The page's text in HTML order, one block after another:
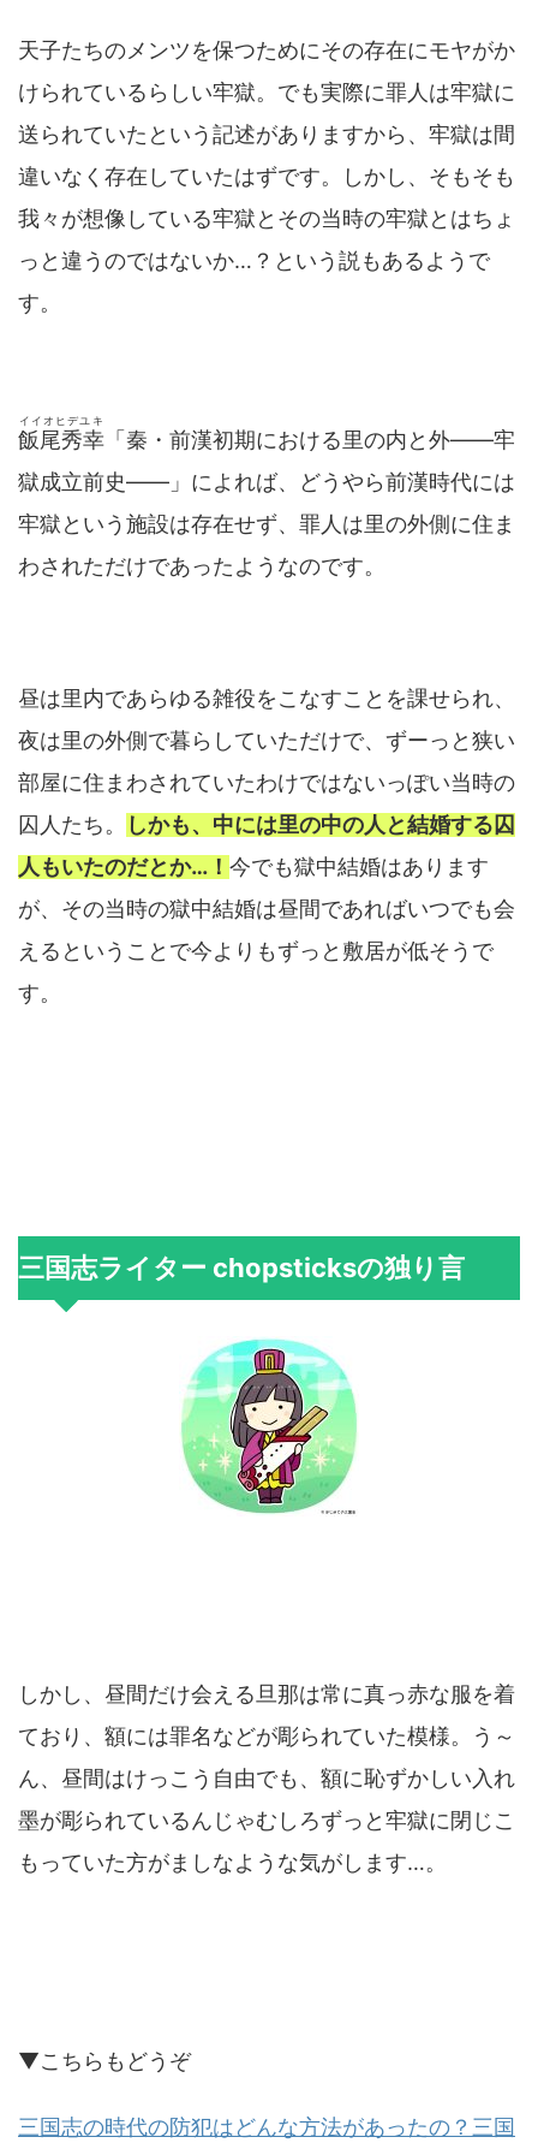
天子たちのメンツを保つためにその存在にモヤがか
けられているらしい牢獄。でも実際に罪人は牢獄に
送られていたという記述がありますから、牢獄は間
違いなく存在していたはずです。しかし、そもそも
我々が想像している牢獄とその当時の牢獄とはちょ
っと違うのではないか…？という説もあるようで
す。
飯尾秀幸
イイオヒデユキ
「秦・前漢初期における里の内と外――牢
獄成立前史――」によれば、どうやら前漢時代には
牢獄という施設は存在せず、罪人は里の外側に住ま
わされただけであったようなのです。
昼は里内であらゆる雑役をこなすことを課せられ、
夜は里の外側で暮らしていただけで、ずーっと狭い
部屋に住まわされていたわけではないっぽい当時の
囚人たち。
しかも、中には里の中の人と結婚する囚
人もいたのだとか…！ 今でも獄中結婚はあります
が、その当時の獄中結婚は昼間であればいつでも会
えるということで今よりもずっと敷居が低そうで
す。
三国志ライター chopsticksの独り言
しかし、昼間だけ会える旦那は常に真っ赤な服を着
ており、額には罪名などが彫られていた模様。う～
ん、昼間はけっこう自由でも、額に恥ずかしい入れ
墨が彫られているんじゃむしろずっと牢獄に閉じこ
もっていた方がましなような気がします…。
▼こちらもどうぞ
三国志の時代の防犯はどんな方法があったの？三国